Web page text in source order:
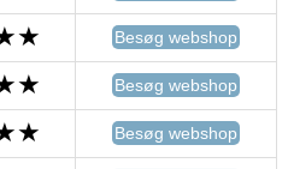
Besøg webshop
Besøg webshop
Besøg webshop